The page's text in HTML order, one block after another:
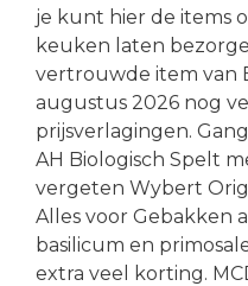
je kunt hier de items
keuken laten
vertrouwde item van
augustus 2026 nog
prijsverlagingen.
AH Biologisch Spelt
vergeten Wybert
Alles voor Gebakken
basilicum en
extra veel korting.